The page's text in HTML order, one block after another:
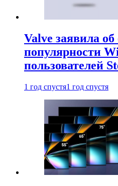
Valve заявила
популярности
пользователей
1 год спустя1 год спустя